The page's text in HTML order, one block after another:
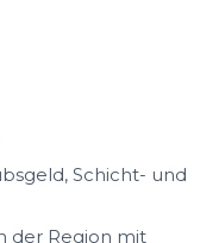
Schicht- und
der Region mit